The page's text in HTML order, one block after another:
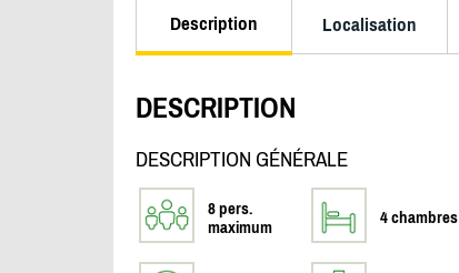
Description Localisation
DESCRIPTION
DESCRIPTION GÉNÉRALE
8 pers.
maximum
4 chambres